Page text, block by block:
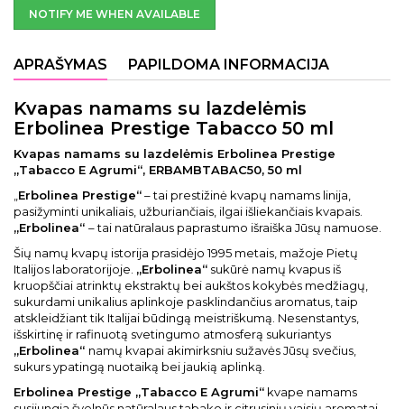
NOTIFY ME WHEN AVAILABLE
APRAŠYMAS PAPILDOMA INFORMACIJA
Kvapas namams su lazdelėmis
Erbolinea Prestige Tabacco 50 ml
Kvapas namams su lazdelėmis Erbolinea Prestige
„Tabacco E Agrumi“, ERBAMBTABAC50, 50 ml
Erbolinea Prestige“– tai prestižinė kvapų namams linija,
pasižyminti unikaliais, užburiančiais, ilgai išliekančiais kvapais.
„Erbolinea“ – tai natūralaus paprastumo išraiška Jūsų namuose.
Šių namų kvapų istorija prasidėjo 1995 metais, mažoje Pietų
Italijos laboratorijoje. „Erbolinea“ sukūrė namų kvapus iš
kruopščiai atrinktų ekstraktų bei aukštos kokybės medžiagų,
sukurdami unikalius aplinkoje pasklindančius aromatus, taip
atskleidžiant tik Italijai būdingą meistriškumą. Nesenstantys,
išskirtinę ir rafinuotą svetingumo atmosferą sukuriantys
„Erbolinea“ namų kvapai akimirksniu sužavės Jūsų svečius,
sukurs ypatingą nuotaiką bei jaukią aplinką.
Erbolinea Prestige „Tabacco E Agrumi“ kvape namams